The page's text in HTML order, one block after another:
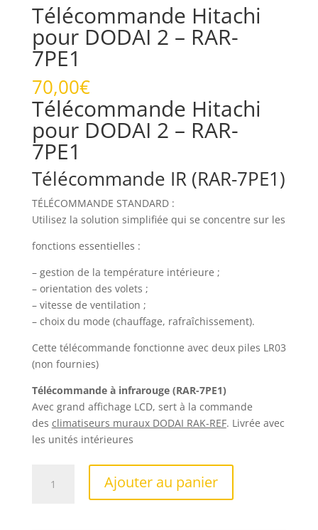
Télécommande Hitachi
pour DODAI 2 – RAR-
7PE1
70,00€
Télécommande Hitachi
pour DODAI 2 – RAR-
7PE1
Télécommande IR (RAR-7PE1)
TÉLÉCOMMANDE STANDARD :
Utilisez la solution simplifiée qui se concentre sur les
fonctions essentielles :
– gestion de la température intérieure ;
– orientation des volets ;
– vitesse de ventilation ;
– choix du mode (chauffage, rafraîchissement).
Cette télécommande fonctionne avec deux piles LR03
(non fournies)
Télécommande à infrarouge (RAR-7PE1)
Avec grand affichage LCD, sert à la commande
des climatiseurs muraux DODAI RAK-REF. Livrée avec
les unités intérieures
Ajouter au panier